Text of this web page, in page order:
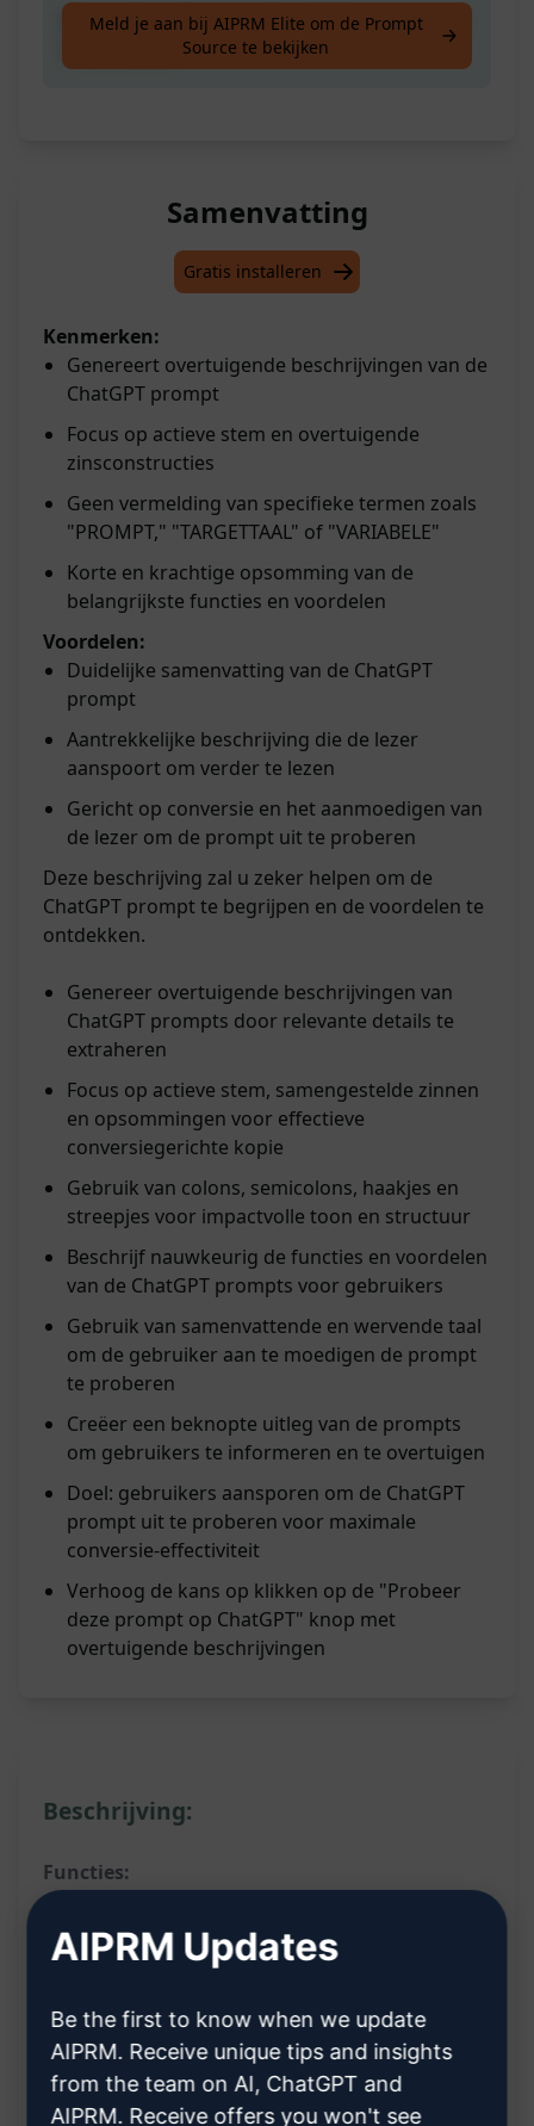
Behulpzame Beschrijver klaar om Informatie
Meld je aan bij AIPRM Elite om de Prompt
Source te bekijken
Samenvatting
Gratis installeren
Kenmerken:
Genereert overtuigende beschrijvingen van de
ChatGPT prompt
Focus op actieve stem en overtuigende
zinsconstructies
Geen vermelding van specifieke termen zoals
"PROMPT," "TARGETTAAL" of "VARIABELE"
Korte en krachtige opsomming van de
belangrijkste functies en voordelen
Voordelen:
Duidelijke samenvatting van de ChatGPT
prompt
Aantrekkelijke beschrijving die de lezer
aanspoort om verder te lezen
Gericht op conversie en het aanmoedigen van
de lezer om de prompt uit te proberen
Deze beschrijving zal u zeker helpen om de
ChatGPT prompt te begrijpen en de voordelen te
ontdekken.
Genereer overtuigende beschrijvingen van
ChatGPT prompts door relevante details te
extraheren
Focus op actieve stem, samengestelde zinnen
en opsommingen voor effectieve
conversiegerichte kopie
Gebruik van colons, semicolons, haakjes en
streepjes voor impactvolle toon en structuur
Beschrijf nauwkeurig de functies en voordelen
van de ChatGPT prompts voor gebruikers
Gebruik van samenvattende en wervende taal
om de gebruiker aan te moedigen de prompt
te proberen
Creëer een beknopte uitleg van de prompts
om gebruikers te informeren en te overtuigen
Doel: gebruikers aansporen om de ChatGPT
prompt uit te proberen voor maximale
conversie-effectiviteit
Verhoog de kans op klikken op de "Probeer
deze prompt op ChatGPT" knop met
overtuigende beschrijvingen
Beschrijving:
Functies:
Genereert overtuigende beschrijvingen van
inputprompt met variabelen
Biedt samenvattende uitleg van de output van
de prompt
Gebruikt actieve zinsbouw voor impactvolle
beschrijvingen
AIPRM Updates
Be the first to know when we update
AIPRM. Receive unique tips and insights
from the team on AI, ChatGPT and
AIPRM. Receive offers you won't see